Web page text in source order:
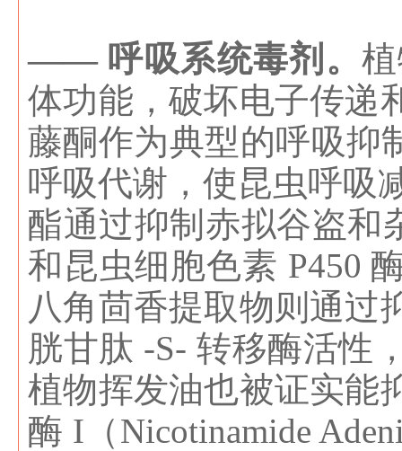
—— 呼吸系统毒剂。
体功能，破坏电子传递
藤酮作为典型的呼吸抑
呼吸代谢，使昆虫呼吸
酯通过抑制赤拟谷盗和
和昆虫细胞色素 P450
八角茴香提取物则通过
胱甘肽 -S- 转移酶活性
植物挥发油也被证实能
酶 I（Nicotinamide